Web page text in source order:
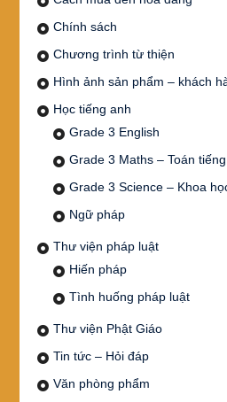
Chính sách
Chương trình từ thiện
Hình ảnh sản phẩm – khách
Học tiếng anh
Grade 3 English
Grade 3 Maths – Toán
Grade 3 Science – Khoa
Ngữ pháp
Thư viện pháp luật
Hiến pháp
Tình huống pháp luật
Thư viện Phật Giáo
Tin tức – Hỏi đáp
Văn phòng phẩm